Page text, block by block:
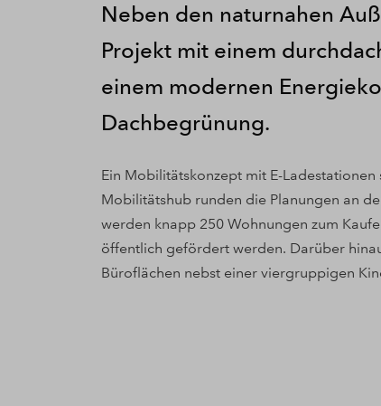
Neben den naturnahen
Projekt mit einem
einem modernen
Dachbegrünung.
Ein Mobilitätskonzept mit E-
Mobilitätshub runden die Planungen an
werden knapp 250 Wohnungen zum
öffentlich gefördert werden. Darüber
Büroflächen nebst einer viergruppigen